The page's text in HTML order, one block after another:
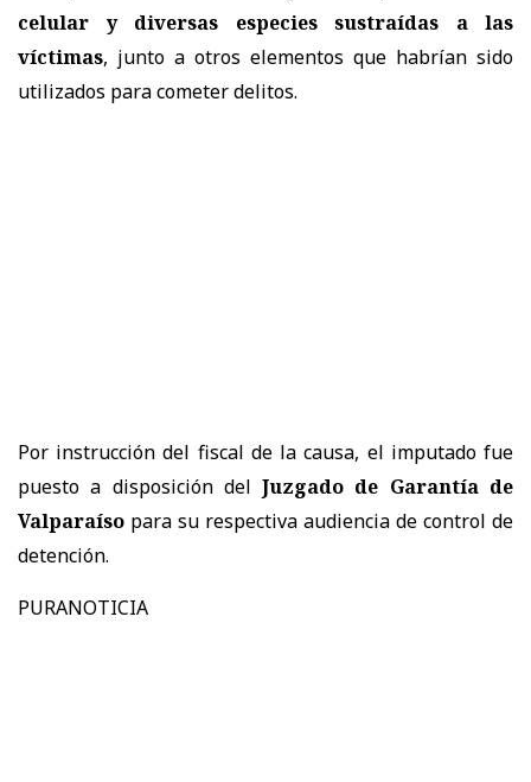
celular y diversas especies sustraídas a las
víctimas, junto a otros elementos que habrían sido
utilizados para cometer delitos.
Por instrucción del fiscal de la causa, el imputado fue
puesto a disposición delJuzgado de Garantía de
Valparaíso para su respectiva audiencia de control de
detención.
PURANOTICIA